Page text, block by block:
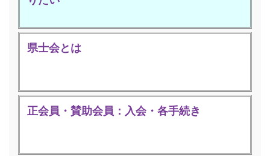
県士会とは
正会員・賛助会員：入会・各手続き